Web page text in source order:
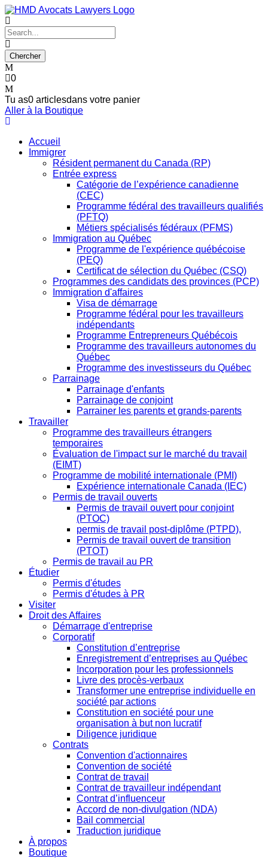
0
Tu as0 articlesdans votre panier
Aller à la Boutique
Accueil
Immigrer
Résident permanent du Canada (RP)
Entrée express
Catégorie de l’expérience canadienne
(CEC)
Programme fédéral des travailleurs qualifiés
(PFTQ)
Métiers spécialisés fédéraux (PFMS)
Immigration au Québec
Programme de l'expérience québécoise
(PEQ)
Certificat de sélection du Québec (CSQ)
Programmes des candidats des provinces (PCP)
Immigration d'affaires
Visa de démarrage
Programme fédéral pour les travailleurs
indépendants
Programme Entrepreneurs Québécois
Programme des travailleurs autonomes du
Québec
Programme des investisseurs du Québec
Parrainage
Parrainage d'enfants
Parrainage de conjoint
Parrainer les parents et grands-parents
Travailler
Programme des travailleurs étrangers
temporaires
Évaluation de l'impact sur le marché du travail
(EIMT)
Programme de mobilité internationale (PMI)
Expérience internationale Canada (IEC)
Permis de travail ouverts
Permis de travail ouvert pour conjoint
(PTOC)
permis de travail post-diplôme (PTPD),
Permis de travail ouvert de transition
(PTOT)
Permis de travail au PR
Étudier
Permis d'études
Permis d'études à PR
Visiter
Droit des Affaires
Démarrage d'entreprise
Corporatif
Constitution d’entreprise
Enregistrement d’entreprises au Québec
Incorporation pour les professionnels
Livre des procès-verbaux
Transformer une entreprise individuelle en
société par actions
Constitution en société pour une
organisation à but non lucratif
Diligence juridique
Contrats
Convention d'actionnaires
Convention de société
Contrat de travail
Contrat de travailleur indépendant
Contrat d’influenceur
Accord de non-divulgation (NDA)
Bail commercial
Traduction juridique
À propos
Boutique